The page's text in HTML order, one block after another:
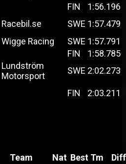
FIN
1:56.196
Racebil.se SWE 1:57.479
Wigge Racing SWE 1:57.791
FIN
1:58.785
Lundström
Motorsport
SWE 2:02.273
FIN 2:03.211
Team Nat Best Tm Diff